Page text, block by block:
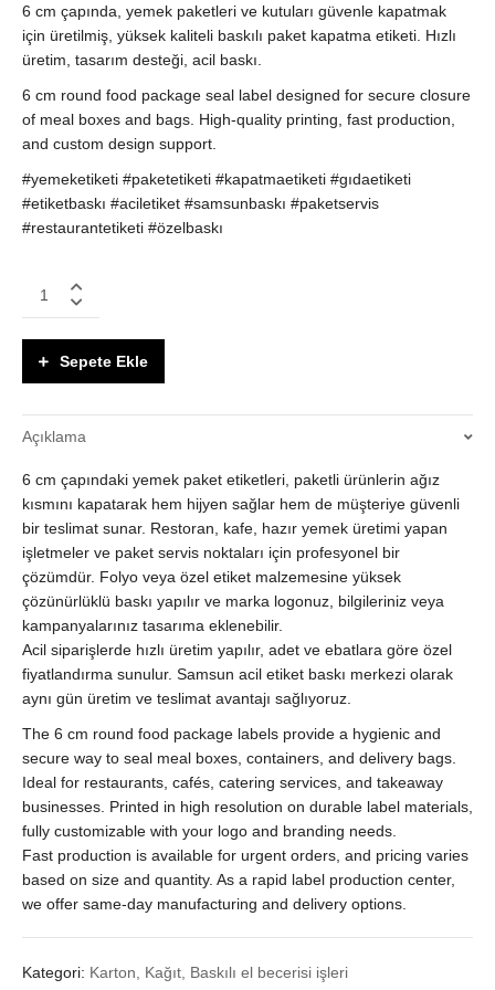
6 cm çapında, yemek paketleri ve kutuları güvenle kapatmak
için üretilmiş, yüksek kaliteli baskılı paket kapatma etiketi. Hızlı
üretim, tasarım desteği, acil baskı.
6 cm round food package seal label designed for secure closure
of meal boxes and bags. High-quality printing, fast production,
and custom design support.
#yemeketiketi #paketetiketi #kapatmaetiketi #gıdaetiketi
#etiketbaskı #aciletiket #samsunbaskı #paketservis
#restaurantetiketi #özelbaskı
cm
Paket
–
Ağız
ve
Paket
Güvenlik
Etiketi
Baskısı
quantity
Sepete Ekle
Açıklama
6 cm çapındaki yemek paket etiketleri, paketli ürünlerin ağız
kısmını kapatarak hem hijyen sağlar hem de müşteriye güvenli
bir teslimat sunar. Restoran, kafe, hazır yemek üretimi yapan
işletmeler ve paket servis noktaları için profesyonel bir
çözümdür. Folyo veya özel etiket malzemesine yüksek
çözünürlüklü baskı yapılır ve marka logonuz, bilgileriniz veya
kampanyalarınız tasarıma eklenebilir.
Acil siparişlerde hızlı üretim yapılır, adet ve ebatlara göre özel
fiyatlandırma sunulur. Samsun acil etiket baskı merkezi olarak
aynı gün üretim ve teslimat avantajı sağlıyoruz.
The 6 cm round food package labels provide a hygienic and
secure way to seal meal boxes, containers, and delivery bags.
Ideal for restaurants, cafés, catering services, and takeaway
businesses. Printed in high resolution on durable label materials,
fully customizable with your logo and branding needs.
Fast production is available for urgent orders, and pricing varies
based on size and quantity. As a rapid label production center,
we offer same-day manufacturing and delivery options.
Kategori: Karton, Kağıt, Baskılı el becerisi işleri